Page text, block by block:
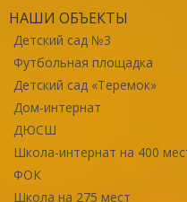
НАШИ ОБЪЕКТЫ
Детский сад №3
Футбольная площадка
Детский сад «Теремок»
Дом-интернат
ДЮСШ
Школа-интернат на 400
ФОК
Школа на 275 мест